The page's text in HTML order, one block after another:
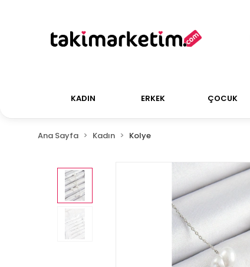
KADIN ERKEK ÇOCUK
Ana Sayfa Kadın Kolye